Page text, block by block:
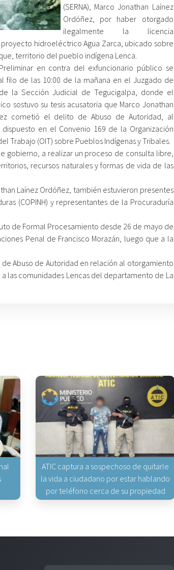
(SERNA), Marco Jonathan Laínez
Ordóñez, por haber otorgado
ilegalmente la licencia
hidroeléctrico Agua Zarca, ubicado sobre
territorio del pueblo indígena Lenca.
en contra del exfuncionario público se
filo de las 10:00 de la mañana en el Juzgado de
la Sección Judicial de Tegucigalpa, donde el
sostuvo su tesis acusatoria que Marco Jonathan
cometió el delito de Abuso de Autoridad, al
en el Convenio 169 de la Organización
Trabajo (OIT) sobre Pueblos Indígenas y Tribales.
gobierno, a realizar un proceso de consulta libre,
recursos naturales y formas de vida de las
Laínez Ordóñez, también estuvieron presentes
(COPINH) y representantes de la Procuraduría
de Formal Procesamiento desde 26 de mayo de
Penal de Francisco Morazán, luego que a la
Abuso de Autoridad en relación al otorgamiento
las comunidades Lencas del departamento de La
ATIC captura a sospechoso de quitarle
la vida a ciudadano por estar hablando
por teléfono cerca de su propiedad